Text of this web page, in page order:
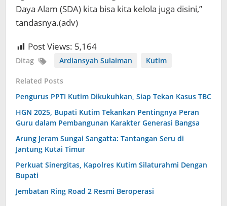
Daya Alam (SDA) kita bisa kita kelola juga disini,”
tandasnya.(adv)
Post Views: 5,164
Ditag Ardiansyah Sulaiman Kutim
Related Posts
Pengurus PPTI Kutim Dikukuhkan, Siap Tekan Kasus TBC
HGN 2025, Bupati Kutim Tekankan Pentingnya Peran
Guru dalam Pembangunan Karakter Generasi Bangsa
Arung Jeram Sungai Sangatta: Tantangan Seru di
Jantung Kutai Timur
Perkuat Sinergitas, Kapolres Kutim Silaturahmi Dengan
Bupati
Jembatan Ring Road 2 Resmi Beroperasi